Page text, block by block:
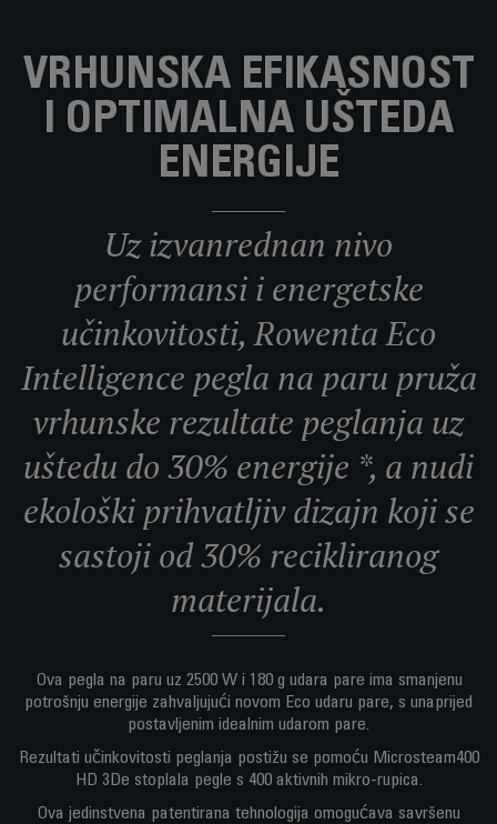
VRHUNSKA EFIKASNOST
I OPTIMALNA UŠTEDA
ENERGIJE
Uz izvanrednan nivo
performansi i energetske
učinkovitosti, Rowenta Eco
Intelligence pegla na paru pruža
vrhunske rezultate peglanja uz
uštedu do 30% energije *, a nudi
ekološki prihvatljiv dizajn koji se
sastoji od 30% recikliranog
materijala.
Ova pegla na paru uz 2500 W i 180 g udara pare ima smanjenu
potrošnju energije zahvaljujući novom Eco udaru pare, s unaprijed
postavljenim idealnim udarom pare.
Rezultati učinkovitosti peglanja postižu se pomoću Microsteam400
HD 3De stoplala pegle s 400 aktivnih mikro-rupica.
Ova jedinstvena patentirana tehnologija omogućava savršenu